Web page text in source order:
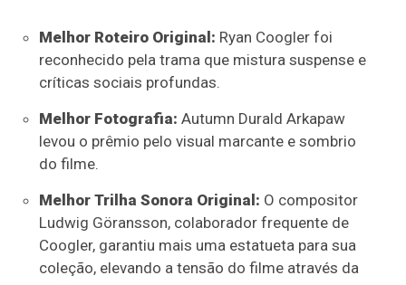
Melhor Roteiro Original: Ryan Coogler foi
reconhecido pela trama que mistura suspense e
críticas sociais profundas.
Melhor Fotografia: Autumn Durald Arkapaw
levou o prêmio pelo visual marcante e sombrio
do filme.
Melhor Trilha Sonora Original: O compositor
Ludwig Göransson, colaborador frequente de
Coogler, garantiu mais uma estatueta para sua
coleção, elevando a tensão do filme através da